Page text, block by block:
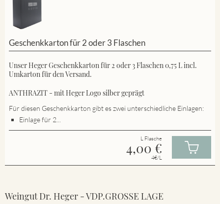
Geschenkkarton für 2 oder 3 Flaschen
Unser Heger Geschenkkarton für 2 oder 3 Flaschen 0,75 L incl.
Umkarton für den Versand.
ANTHRAZIT - mit Heger Logo silber geprägt
Für diesen Geschenkkarton gibt es zwei unterschiedliche Einlagen:
Einlage für 2...
L Flasche
4,00 €
4€/L
Weingut Dr. Heger - VDP.GROSSE LAGE